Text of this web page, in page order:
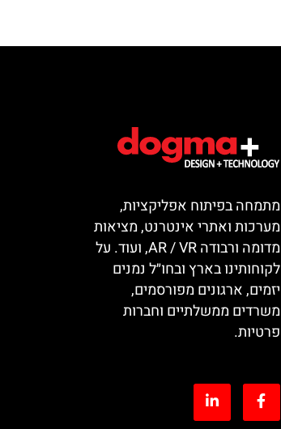
מתמחה בפיתוח אפליקציות,
מערכות ואתרי אינטרנט, מציאות
מדומה ורבודה AR / VR, ועוד. על
לקוחותינו בארץ ובחו״ל נמנים
יזמים, ארגונים מפורסמים,
משרדים ממשלתיים וחברות
פרטיות.